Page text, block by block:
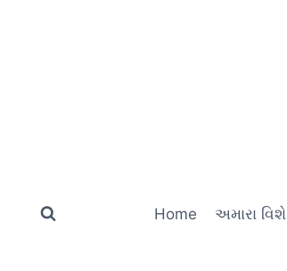
Home અમારા વિશે